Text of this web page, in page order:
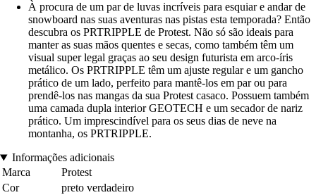
À procura de um par de luvas incríveis para esquiar e andar de
snowboard nas suas aventuras nas pistas esta temporada? Então
descubra os PRTRIPPLE de Protest. Não só são ideais para
manter as suas mãos quentes e secas, como também têm um
visual super legal graças ao seu design futurista em arco-íris
metálico. Os PRTRIPPLE têm um ajuste regular e um gancho
prático de um lado, perfeito para mantê-los em par ou para
prendê-los nas mangas da sua Protest casaco. Possuem também
uma camada dupla interior GEOTECH e um secador de nariz
prático. Um imprescindível para os seus dias de neve na
montanha, os PRTRIPPLE.
Informações adicionais
Marca
Protest
Cor
preto verdadeiro